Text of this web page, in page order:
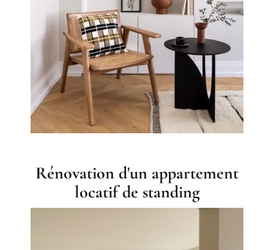
Rénovation d'un appartement
locatif de standing